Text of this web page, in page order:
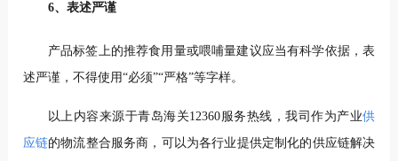
6、表述严谨
产品标签上的推荐食用量或喂哺量建议应当有科学依据，表
述严谨，不得使用“必须”“严格”等字样。
以上内容来源于青岛海关12360服务热线，我司作为产业供
应链的物流整合服务商，可以为各行业提供定制化的供应链解决